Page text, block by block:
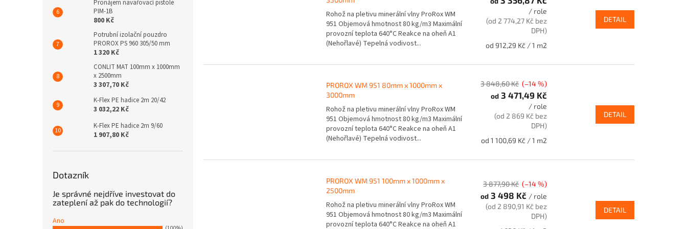
Pronájem navařovací pistole
PIM-1B
800 Kč
Potrubní izolační pouzdro
PROROX PS 960 305/50 mm
1 320 Kč
CONLIT MAT 100mm x 1000mm
x 2500mm
3 307,70 Kč
K-Flex PE hadice 2m 20/42
3 032,22 Kč
K-Flex PE hadice 2m 9/60
1 907,80 Kč
Dotazník
Je správné nejdříve investovat do
zateplení až pak do technologií?
Ano
Rohož na pletivu minerální vlny ProRox WM
951 Objemová hmotnost 80 kg/m3 Maximální
provozní teplota 640°C Reakce na oheň A1
(Nehořlavé) Tepelná vodivost...
/ role
(od 2 774,27 Kč bez
DPH)
Měrná
od 912,29 Kč / 1 m2
DETAIL
PROROX WM 951 80mm x 1000mm x
3000mm
Rohož na pletivu minerální vlny ProRox WM
951 Objemová hmotnost 80 kg/m3 Maximální
provozní teplota 640°C Reakce na oheň A1
(Nehořlavé) Tepelná vodivost...
3 848,60 Kč (–14 %)
od 3 471,49 Kč
/ role
(od 2 869 Kč bez
DPH)
Měrná
od 1 100,69 Kč / 1 m2
DETAIL
PROROX WM 951 100mm x 1000mm x
2500mm
Rohož na pletivu minerální vlny ProRox WM
951 Objemová hmotnost 80 kg/m3 Maximální
provozní teplota 640°C Reakce na oheň A1
3 877,90 Kč (–14 %)
od 3 498 Kč / role
(od 2 890,91 Kč bez
DPH)
DETAIL